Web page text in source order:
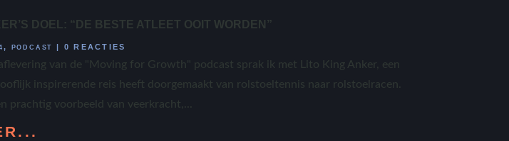
DOEL: “DE BESTE ATLEET OOIT WORDEN”
, PODCAST | 0 REACTIES
van de "Moving for Growth" podcast sprak ik met Lito King Anker, een
inspirerende reis heeft doorgemaakt van rolstoeltennis naar rolstoelracen.
prachtig voorbeeld van veerkracht,...